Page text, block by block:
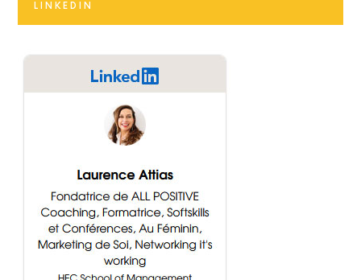
LINKEDIN